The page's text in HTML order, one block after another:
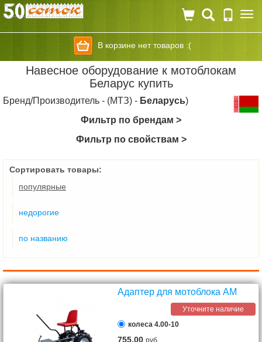
В корзине нет товаров :(
Навесное оборудование к мотоблокам
Беларус купить
Бренд/Производитель - (МТЗ) - Беларусь)
Фильтр по брендам >
Фильтр по свойствам >
Сортировать товары:
популярные
недорогие
по названию
Адаптер для мотоблока АМ
Уточните наличие
колеса 4.00-10
755,00руб.